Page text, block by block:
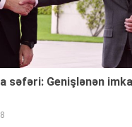
səfəri: Genişlənən